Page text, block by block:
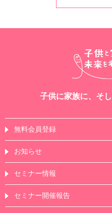
子供に家族に、そ
無料会員登録
お知らせ
セミナー情報
セミナー開催報告